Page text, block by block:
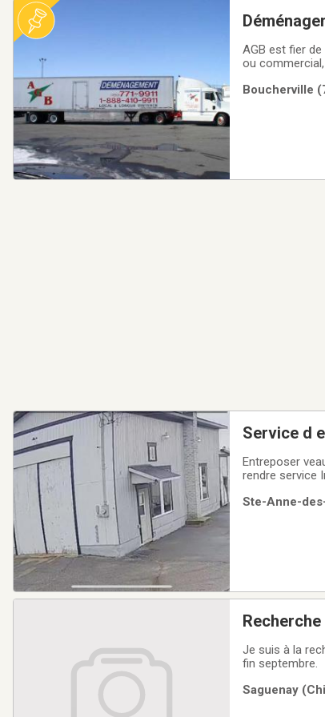
AGB est fier
ou
vous garantir
Boucherville
Service d
Entreposer veau meubles vos autos
rendre service
locateur (
Ste-Anne-
Je suis à la
fin septembre.
Saguenay